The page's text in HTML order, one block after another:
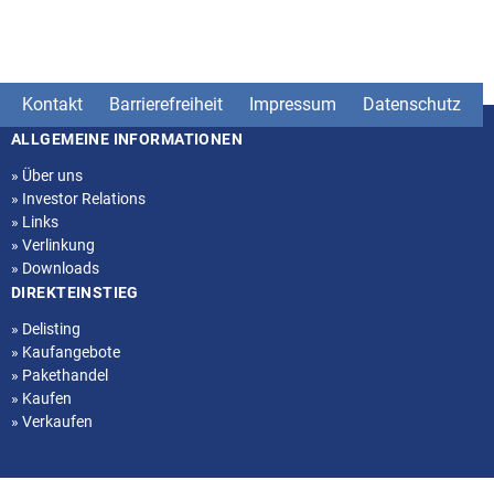
Kontakt Barrierefreiheit Impressum Datenschutz
Seitenstruktur
ALLGEMEINE INFORMATIONEN
» Über uns
» Investor Relations
» Links
» Verlinkung
» Downloads
DIREKTEINSTIEG
» Delisting
» Kaufangebote
» Pakethandel
» Kaufen
» Verkaufen